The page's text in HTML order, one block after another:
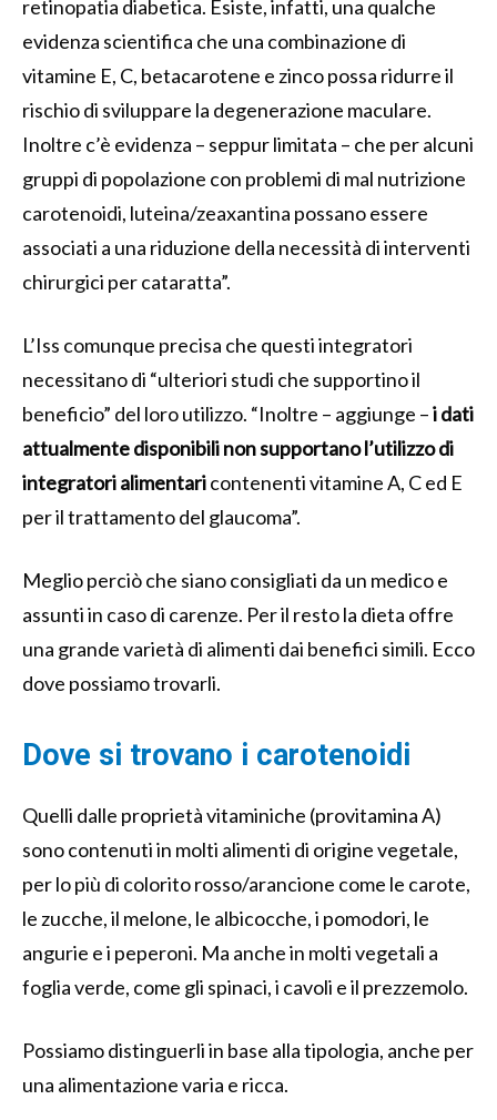
retinopatia diabetica. Esiste, infatti, una qualche
evidenza scientifica che una combinazione di
vitamine E, C, betacarotene e zinco possa ridurre il
rischio di sviluppare la degenerazione maculare.
Inoltre c’è evidenza – seppur limitata – che per alcuni
gruppi di popolazione con problemi di mal nutrizione
carotenoidi, luteina/zeaxantina possano essere
associati a una riduzione della necessità di interventi
chirurgici per cataratta”.
L’Iss comunque precisa che questi integratori
necessitano di “ulteriori studi che supportino il
beneficio” del loro utilizzo. “Inoltre – aggiunge –i dati
attualmente disponibili non supportano l’utilizzo di
integratori alimentaricontenenti vitamine A, C ed E
per il trattamento del glaucoma”.
Meglio perciò che siano consigliati da un medico e
assunti in caso di carenze. Per il resto la dieta offre
una grande varietà di alimenti dai benefici simili. Ecco
dove possiamo trovarli.
Dove si trovano i carotenoidi
Quelli dalle proprietà vitaminiche (provitamina A)
sono contenuti in molti alimenti di origine vegetale,
per lo più di colorito rosso/arancione come le carote,
le zucche, il melone, le albicocche, i pomodori, le
angurie e i peperoni. Ma anche in molti vegetali a
foglia verde, come gli spinaci, i cavoli e il prezzemolo.
Possiamo distinguerli in base alla tipologia, anche per
una alimentazione varia e ricca.